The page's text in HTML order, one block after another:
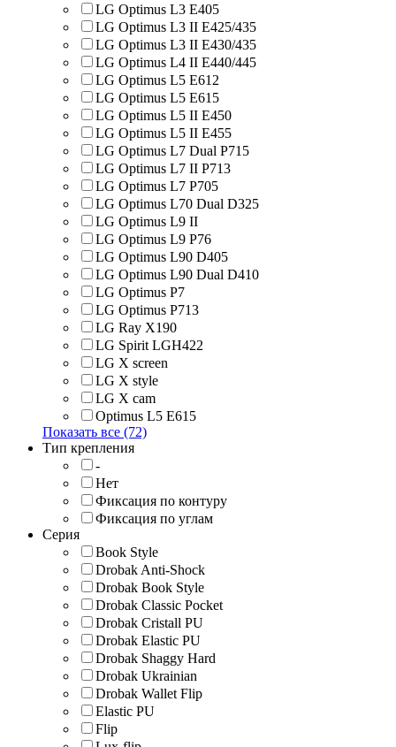
LG Optimus L3 E405
LG Optimus L3 II E425/435
LG Optimus L3 II E430/435
LG Optimus L4 II E440/445
LG Optimus L5 E612
LG Optimus L5 E615
LG Optimus L5 II E450
LG Optimus L5 II E455
LG Optimus L7 Dual P715
LG Optimus L7 II P713
LG Optimus L7 P705
LG Optimus L70 Dual D325
LG Optimus L9 II
LG Optimus L9 P76
LG Optimus L90 D405
LG Optimus L90 Dual D410
LG Optimus P7
LG Optimus P713
LG Ray X190
LG Spirit LGH422
LG X screen
LG X style
LG Х cam
Optimus L5 E615
Показать все (72)
Тип крепления
-
Нет
Фиксация по контуру
Фиксация по углам
Серия
Book Style
Drobak Anti-Shock
Drobak Book Style
Drobak Classic Pocket
Drobak Cristall PU
Drobak Elastic PU
Drobak Shaggy Hard
Drobak Ukrainian
Drobak Wallet Flip
Elastic PU
Flip